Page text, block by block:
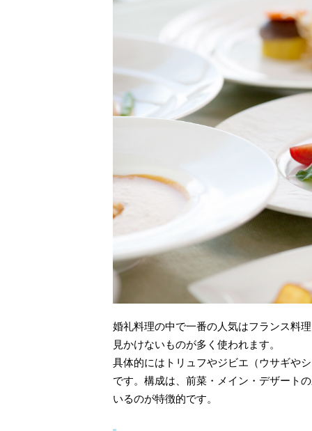
婚礼料理の中で一番の人気はフランス料
見かけないものが多く使われます。
具体的にはトリュフやジビエ（ウサギや
です。構成は、前菜・メイン・デザート
いるのが特徴的です。